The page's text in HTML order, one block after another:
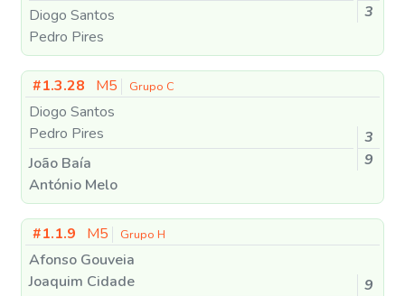
Diogo Santos
Pedro Pires
3
#1.3.28 M5 Grupo C
Diogo Santos
Pedro Pires
João Baía
António Melo
3
9
#1.1.9 M5 Grupo H
Afonso Gouveia
Joaquim Cidade
9